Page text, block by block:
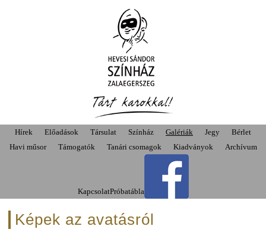
Hírek Előadások Társulat Színház Galériák Jegy
Bérlet
Havi műsor
Támogatók Tanári csomagok Kiadványok Archívum
KapcsolatPróbatábla
Képek az avatásról